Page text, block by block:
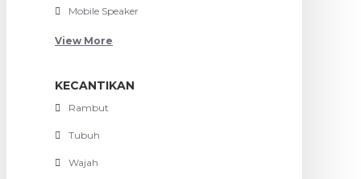
Mobile Speaker
View More
KECANTIKAN
Rambut
Tubuh
Wajah